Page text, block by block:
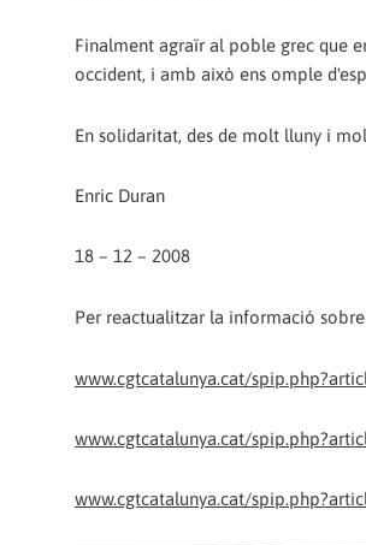
Finalment agraïr al poble grec que
occident, i amb això ens omple
En solidaritat, des de molt lluny i
Enric Duran
18 – 12 – 2008
Per reactualitzar la informació
www.cgtcatalunya.cat/
www.cgtcatalunya.cat/
www.cgtcatalunya.cat/